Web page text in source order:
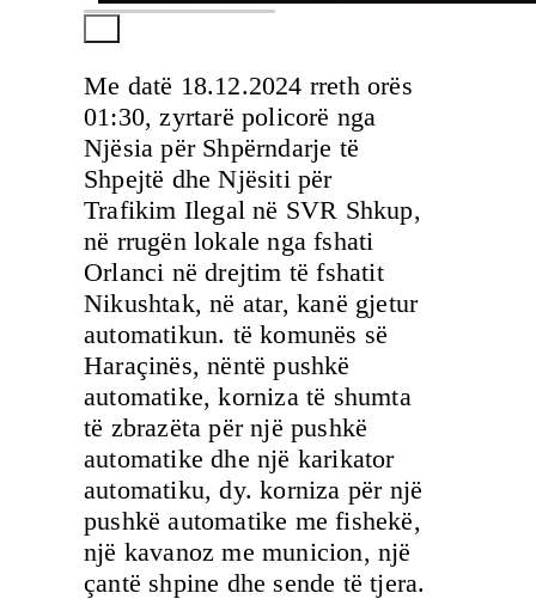
Me datë 18.12.2024 rreth orës
01:30, zyrtarë policorë nga
Njësia për Shpërndarje të
Shpejtë dhe Njësiti për
Trafikim Ilegal në SVR Shkup,
në rrugën lokale nga fshati
Orlanci në drejtim të fshatit
Nikushtak, në atar, kanë gjetur
automatikun. të komunës së
Haraçinës, nëntë pushkë
automatike, korniza të shumta
të zbrazëta për një pushkë
automatike dhe një karikator
automatiku, dy. korniza për një
pushkë automatike me fishekë,
një kavanoz me municion, një
çantë shpine dhe sende të tjera.